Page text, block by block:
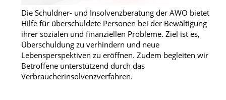
Die Schuldner- und Insolvenzberatung der AWO bietet
Hilfe für überschuldete Personen bei der Bewältigung
ihrer sozialen und finanziellen Probleme. Ziel ist es,
Überschuldung zu verhindern und neue
Lebensperspektiven zu eröffnen. Zudem begleiten wir
Betroffene unterstützend durch das
Verbraucherinsolvenzverfahren.